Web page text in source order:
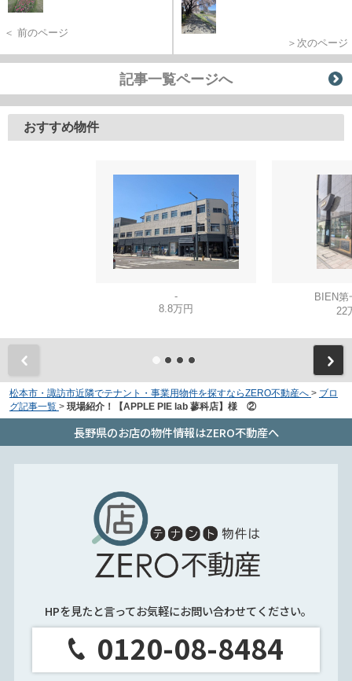
＜ 前のページ
＞次のページ
記事一覧ページへ
おすすめ物件
-
8.8万円
BIEN
22
松本市・諏訪市近隣でテナント・事業用物件を探すならZERO不動産へ > ブロ
グ記事一覧 > 現場紹介！【APPLE PIE lab 蓼科店】様 ②
長野県のお店の物件情報はZERO不動産へ
HPを見たと言ってお気軽にお問い合わせてください。
0120-08-8484